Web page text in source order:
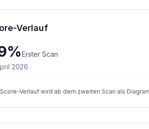
Verlauf
%Erster Scan
2026
Verlauf wird ab dem zweiten Scan als